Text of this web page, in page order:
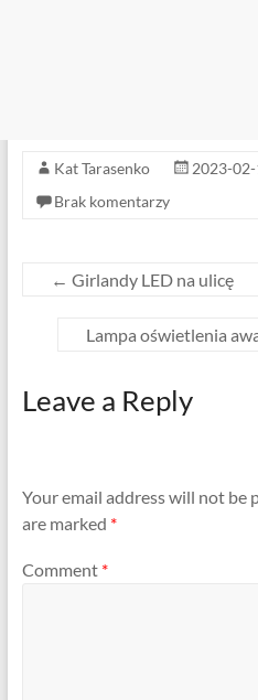
Kat Tarasenko 2023-
Brak komentarzy
← Girlandy LED na ulicę
Lampa oświetlenia
Leave a Reply
Your email address will not be
are marked *
Comment *